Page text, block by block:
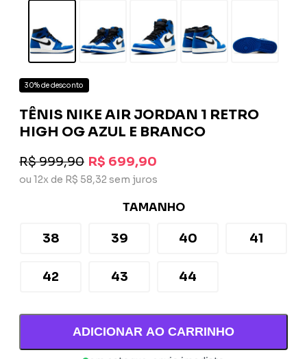
30% de desconto
TÊNIS NIKE AIR JORDAN 1 RETRO
HIGH OG AZUL E BRANCO
R$ 999,90 R$ 699,90
ou 12x de R$ 58,32 sem juros
TAMANHO
38 39 40 41
42 43 44
ADICIONAR AO CARRINHO